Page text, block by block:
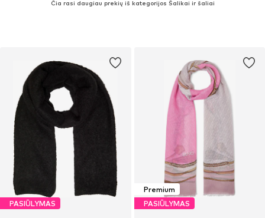
Čia rasi daugiau prekių iš kategorijos Šalikai ir šaliai
PASIŪLYMAS
Premium
PASIŪLYMAS